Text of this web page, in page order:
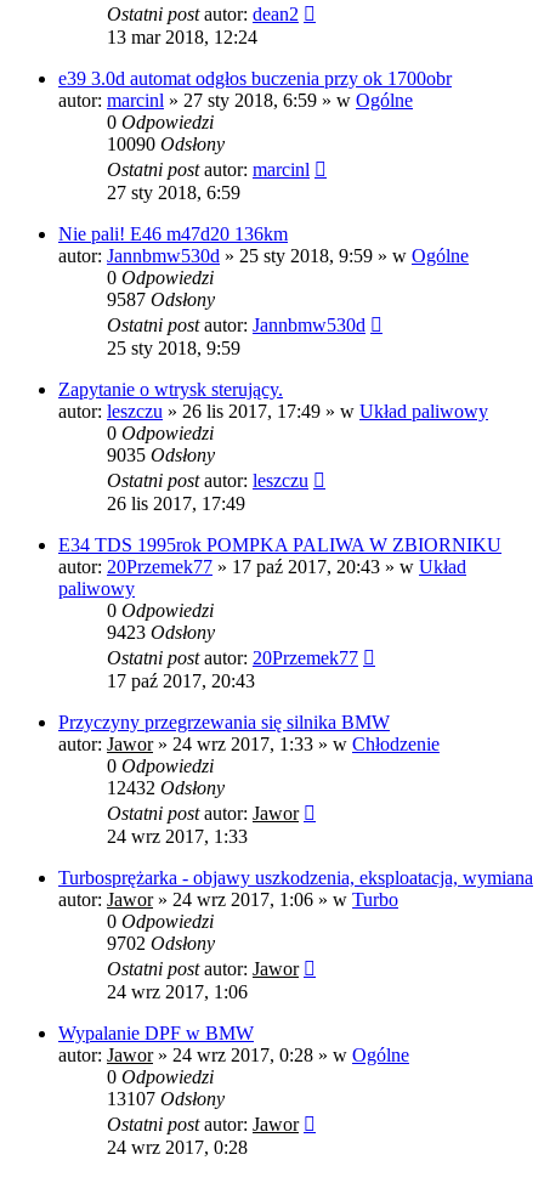
Ostatni postautor: dean2
13 mar 2018, 12:24
e39 3.0d automat odgłos buczenia przy ok 1700obr
autor: marcinl » 27 sty 2018, 6:59 » w Ogólne
0 Odpowiedzi
10090 Odsłony
Ostatni postautor: marcinl
27 sty 2018, 6:59
Nie pali! E46 m47d20 136km
autor: Jannbmw530d » 25 sty 2018, 9:59 » w Ogólne
0 Odpowiedzi
9587 Odsłony
Ostatni postautor: Jannbmw530d
25 sty 2018, 9:59
Zapytanie o wtrysk sterujący.
autor: leszczu » 26 lis 2017, 17:49 » w Układ paliwowy
0 Odpowiedzi
9035 Odsłony
Ostatni postautor: leszczu
26 lis 2017, 17:49
E34 TDS 1995rok POMPKA PALIWA W ZBIORNIKU
autor: 20Przemek77 » 17 paź 2017, 20:43 » w Układ
paliwowy
0 Odpowiedzi
9423 Odsłony
Ostatni postautor: 20Przemek77
17 paź 2017, 20:43
Przyczyny przegrzewania się silnika BMW
autor: Jawor» 24 wrz 2017, 1:33 » w Chłodzenie
0 Odpowiedzi
12432 Odsłony
Ostatni postautor: Jawor
24 wrz 2017, 1:33
Turbosprężarka - objawy uszkodzenia, eksploatacja, wymiana
autor: Jawor» 24 wrz 2017, 1:06 » w Turbo
0 Odpowiedzi
9702 Odsłony
Ostatni postautor: Jawor
24 wrz 2017, 1:06
Wypalanie DPF w BMW
autor: Jawor» 24 wrz 2017, 0:28 » w Ogólne
0 Odpowiedzi
13107 Odsłony
Ostatni postautor: Jawor
24 wrz 2017, 0:28